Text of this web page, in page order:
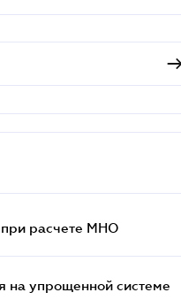
расчете МНО
на упрощенной системе